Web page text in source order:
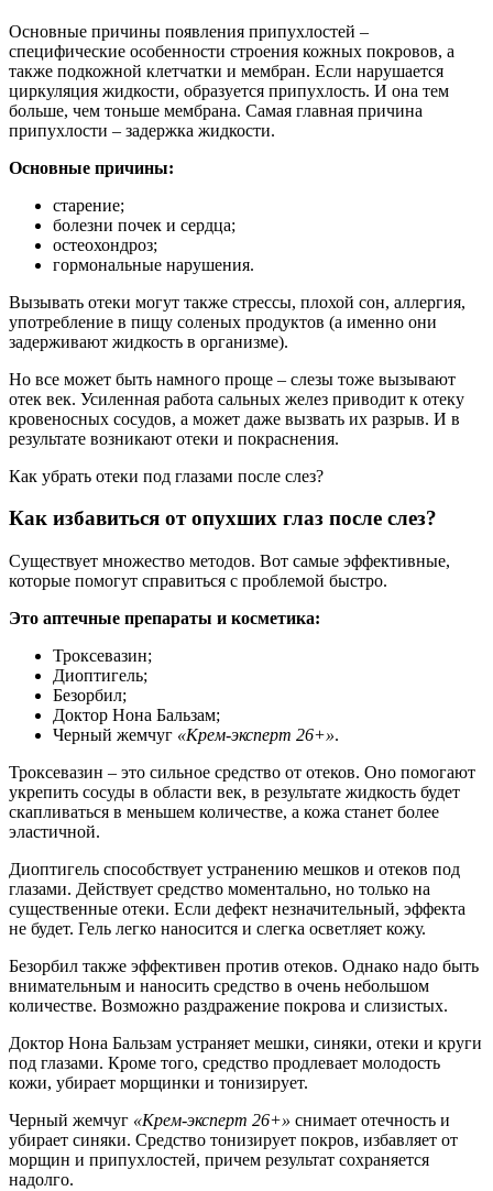
Основные причины появления припухлостей –
специфические особенности строения кожных покровов, а
также подкожной клетчатки и мембран. Если нарушается
циркуляция жидкости, образуется припухлость. И она тем
больше, чем тоньше мембрана. Самая главная причина
припухлости – задержка жидкости.
Основные причины:
старение;
болезни почек и сердца;
остеохондроз;
гормональные нарушения.
Вызывать отеки могут также стрессы, плохой сон, аллергия,
употребление в пищу соленых продуктов (а именно они
задерживают жидкость в организме).
Но все может быть намного проще – слезы тоже вызывают
отек век. Усиленная работа сальных желез приводит к отеку
кровеносных сосудов, а может даже вызвать их разрыв. И в
результате возникают отеки и покраснения.
Как убрать отеки под глазами после слез?
Как избавиться от опухших глаз после слез?
Существует множество методов. Вот самые эффективные,
которые помогут справиться с проблемой быстро.
Это аптечные препараты и косметика:
Троксевазин;
Диоптигель;
Безорбил;
Доктор Нона Бальзам;
Черный жемчуг «Крем-эксперт 26+».
Троксевазин – это сильное средство от отеков. Оно помогают
укрепить сосуды в области век, в результате жидкость будет
скапливаться в меньшем количестве, а кожа станет более
эластичной.
Диоптигель способствует устранению мешков и отеков под
глазами. Действует средство моментально, но только на
существенные отеки. Если дефект незначительный, эффекта
не будет. Гель легко наносится и слегка осветляет кожу.
Безорбил также эффективен против отеков. Однако надо быть
внимательным и наносить средство в очень небольшом
количестве. Возможно раздражение покрова и слизистых.
Доктор Нона Бальзам устраняет мешки, синяки, отеки и круги
под глазами. Кроме того, средство продлевает молодость
кожи, убирает морщинки и тонизирует.
Черный жемчуг «Крем-эксперт 26+» снимает отечность и
убирает синяки. Средство тонизирует покров, избавляет от
морщин и припухлостей, причем результат сохраняется
надолго.